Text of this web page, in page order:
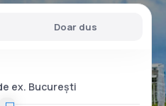
Doar dus